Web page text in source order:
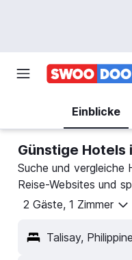
Einblicke
Günstige Hotels
Suche und vergleiche
Reise-Websites und
2 Gäste, 1 Zimmer
Talisay,